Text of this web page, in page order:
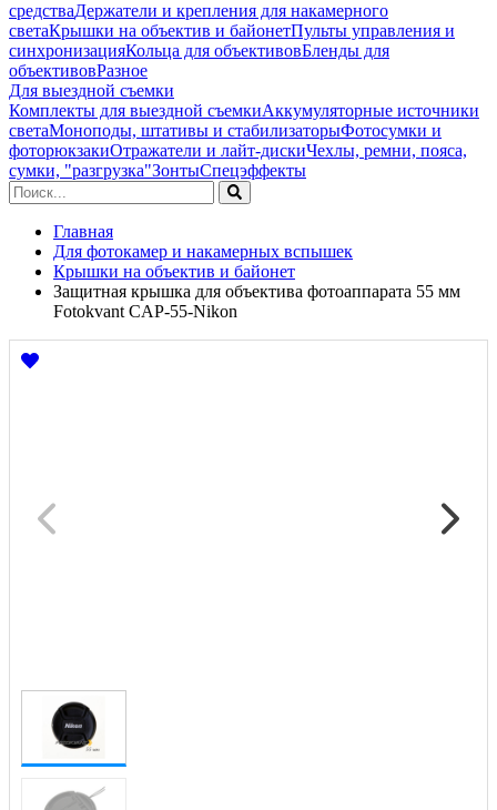
средстваДержатели и крепления для накамерного
светаКрышки на объектив и байонетПульты управления и
синхронизацияКольца для объективовБленды для
объективовРазное
Для выездной съемки
Комплекты для выездной съемкиАккумуляторные источники
светаМоноподы, штативы и стабилизаторыФотосумки и
фоторюкзакиОтражатели и лайт-дискиЧехлы, ремни, пояса,
сумки, "разгрузка"ЗонтыСпецэффекты
Главная
Для фотокамер и накамерных вспышек
Крышки на объектив и байонет
Защитная крышка для объектива фотоаппарата 55 мм
Fotokvant CAP-55-Nikon